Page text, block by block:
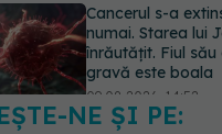
Câte zile de
într-un an?
studiu desfășurat
09.08.2026, 17:00
NE ȘI PE: